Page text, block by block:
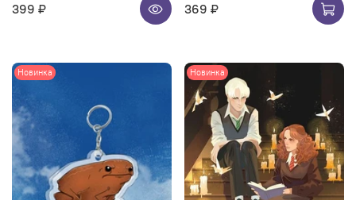
399 ₽
369 ₽
Новинка Новинка